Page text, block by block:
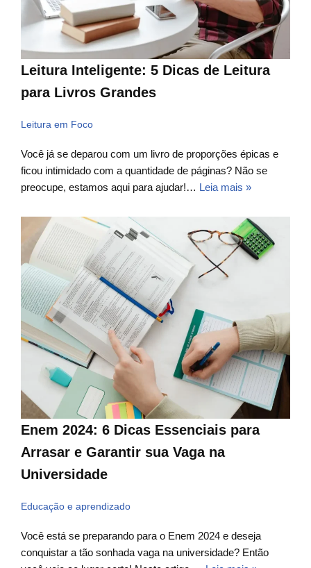
Leitura Inteligente: 5 Dicas de Leitura
para Livros Grandes
Leitura em Foco
Você já se deparou com um livro de proporções épicas e
ficou intimidado com a quantidade de páginas? Não se
preocupe, estamos aqui para ajudar!… Leia mais »
Enem 2024: 6 Dicas Essenciais para
Arrasar e Garantir sua Vaga na
Universidade
Educação e aprendizado
Você está se preparando para o Enem 2024 e deseja
conquistar a tão sonhada vaga na universidade? Então